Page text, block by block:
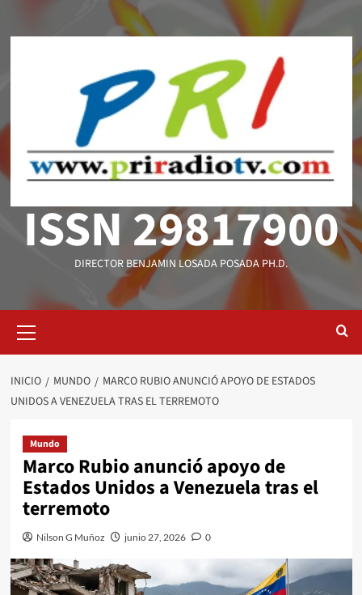
ISSN 29817900
DIRECTOR BENJAMIN LOSADA POSADA PH.D.
primario
INICIO MUNDO
MARCO RUBIO ANUNCIÓ APOYO DE ESTADOS
UNIDOS A VENEZUELA TRAS EL TERREMOTO
Mundo
Marco Rubio anunció apoyo de
Estados Unidos a Venezuela tras el
terremoto
Nilson G Muñoz junio 27, 2026 0